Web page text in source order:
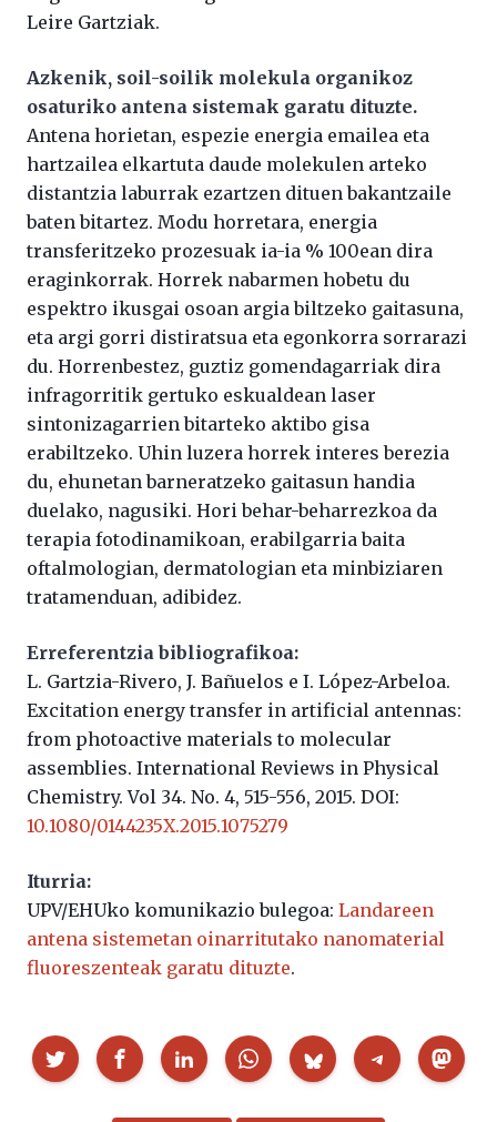
Leire Gartziak.
Azkenik, soil-soilik molekula organikoz
osaturiko antena sistemak garatu dituzte.
Antena horietan, espezie energia emailea eta
hartzailea elkartuta daude molekulen arteko
distantzia laburrak ezartzen dituen bakantzaile
baten bitartez. Modu horretara, energia
transferitzeko prozesuak ia-ia % 100ean dira
eraginkorrak. Horrek nabarmen hobetu du
espektro ikusgai osoan argia biltzeko gaitasuna,
eta argi gorri distiratsua eta egonkorra sorrarazi
du. Horrenbestez, guztiz gomendagarriak dira
infragorritik gertuko eskualdean laser
sintonizagarrien bitarteko aktibo gisa
erabiltzeko. Uhin luzera horrek interes berezia
du, ehunetan barneratzeko gaitasun handia
duelako, nagusiki. Hori behar-beharrezkoa da
terapia fotodinamikoan, erabilgarria baita
oftalmologian, dermatologian eta minbiziaren
tratamenduan, adibidez.
Erreferentzia bibliografikoa:
L. Gartzia-Rivero, J. Bañuelos e I. López-Arbeloa.
Excitation energy transfer in artificial antennas:
from photoactive materials to molecular
assemblies. International Reviews in Physical
Chemistry. Vol 34. No. 4, 515-556, 2015. DOI:
10.1080/0144235X.2015.1075279
Iturria:
UPV/EHUko komunikazio bulegoa: Landareen
antena sistemetan oinarritutako nanomaterial
fluoreszenteak garatu dituzte.
Partekatu